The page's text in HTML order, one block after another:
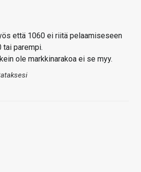
että 1060 ei riitä pelaamiseseen
tai parempi.
ole markkinarakoa ei se myy.